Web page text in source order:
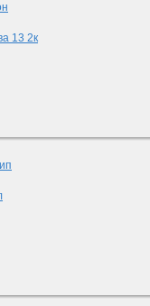
13 2к